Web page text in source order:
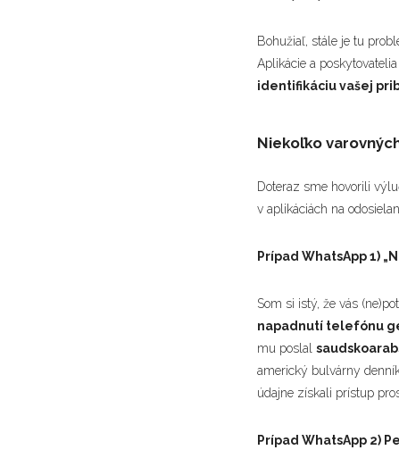
Bohužiaľ, stále je tu
Aplikácie a
identifikáciu vašej
Niekoľko
Doteraz sme hovorili
v aplikáciách na
Prípad WhatsApp 1)
Som si istý, že vás
napadnutí telefónu
mu poslal
americký bulvárny
údajne získali prístup
Prípad WhatsApp 2)